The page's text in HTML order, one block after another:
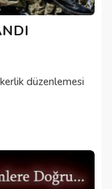
düzenlemesi